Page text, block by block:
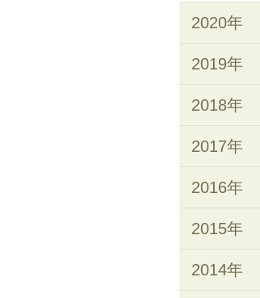
2020年
2019年
2018年
2017年
2016年
2015年
2014年